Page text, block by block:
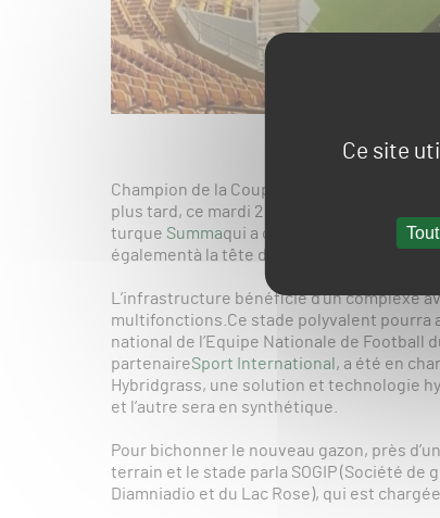
Ce site
Champion de la Coupe d’Afrique des
plus tard, ce mardi 22 février 2022, son
turque Summaqui a construit le stade pour
égalementà la tête de la réalisation de la
L’infrastructure bénéficie d’un complexe
multifonctions.Ce stade polyvalent pourra
national de l’Equipe Nationale de Football
partenaireSport International , a été en
Hybridgrass, une solution et technologie
et l’autre sera en synthétique.
Pour bichonner le nouveau gazon, près
terrain et le stade parla SOGIP (Société
Diamniadio et du Lac Rose), qui est